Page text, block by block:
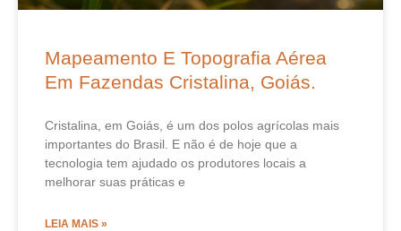
Mapeamento E Topografia Aérea
Em Fazendas Cristalina, Goiás.
Cristalina, em Goiás, é um dos polos agrícolas mais
importantes do Brasil. E não é de hoje que a
tecnologia tem ajudado os produtores locais a
melhorar suas práticas e
LEIA MAIS »